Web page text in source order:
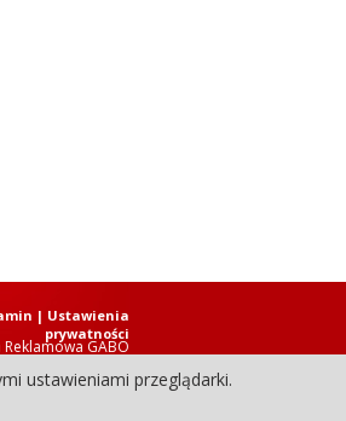
GABO
zastrzeżone.
| Ustawienia
prywatności
ustawieniami przeglądarki.